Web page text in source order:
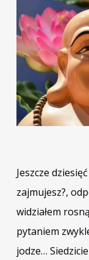
Jeszcze
zajmujesz?,
widziałem
pytaniem
jodze…